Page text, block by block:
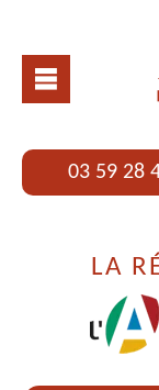
03 59 28
LA